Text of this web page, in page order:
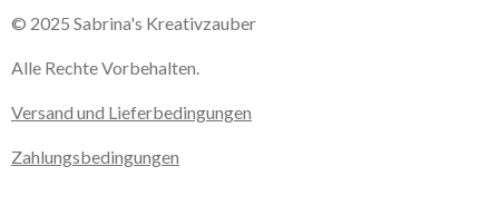
© 2025 Sabrina's Kreativzauber
Alle Rechte Vorbehalten.
Versand und Lieferbedingungen
Zahlungsbedingungen